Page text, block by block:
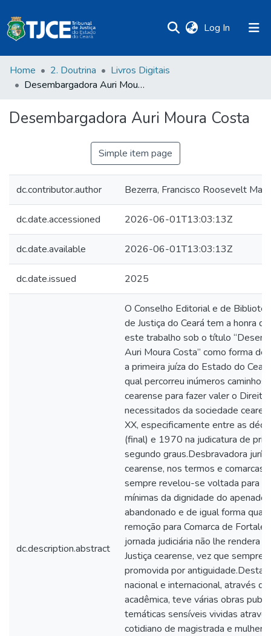
Log In (current)
Home 2. Doutrina
Livros Digitais
Desembargadora Auri Moura Costa
Desembargadora Auri Moura Costa
Simple item page
dc.contributor.author Bezerra, Francisco Roosevelt
dc.date.accessioned 2026-06-01T13:03:13Z
dc.date.available 2026-06-01T13:03:13Z
dc.date.issued 2025
dc.description.abstract
O Conselho Editorial e de
de Justiça do Ceará tem a honra
este trabalho sob o título
Auri Moura Costa” como forma de
a primeira juíza do Estado do
qual percorreu inúmeros caminhos
cearense para fazer valer o Direito
necessitados da sociedade
XX, especificamente entre as
(final) e 1970 na judicatura de
segundo graus.Desbravadora
cearense, nos termos e comarcas
sempre revelou-se voltada para
mínimas da dignidade do apenado
abandonado e de igual forma
remoção para Comarca de
jornada judiciária não lhe rendera
Justiça cearense, vez que sempre
promovida por
nacional e internacional, através
acadêmica, teve várias obras
temáticas sensíveis vividas
cotidiano de magistrada e mulher,